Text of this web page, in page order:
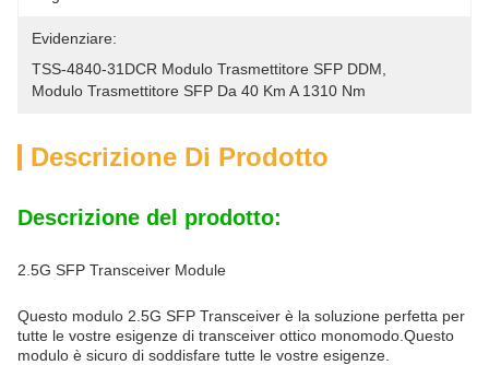
Evidenziare:
TSS-4840-31DCR Modulo Trasmettitore SFP DDM
Modulo Trasmettitore SFP Da 40 Km A 1310 Nm
Descrizione Di Prodotto
Descrizione del prodotto:
2.5G SFP Transceiver Module
Questo modulo 2.5G SFP Transceiver è la soluzione perfetta per
tutte le vostre esigenze di transceiver ottico monomodo.Questo
modulo è sicuro di soddisfare tutte le vostre esigenze.